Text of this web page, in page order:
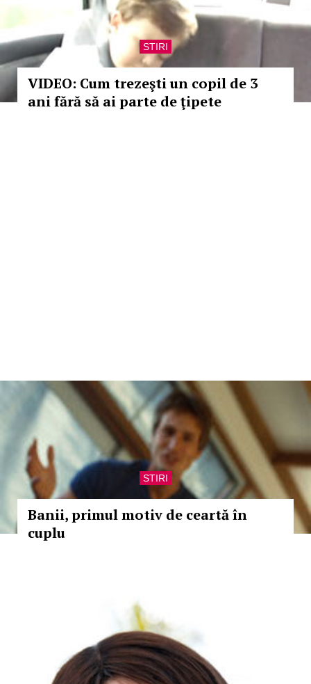
STIRI
VIDEO: Cum trezeşti un copil de 3
ani fără să ai parte de ţipete
STIRI
Banii, primul motiv de ceartă în
cuplu